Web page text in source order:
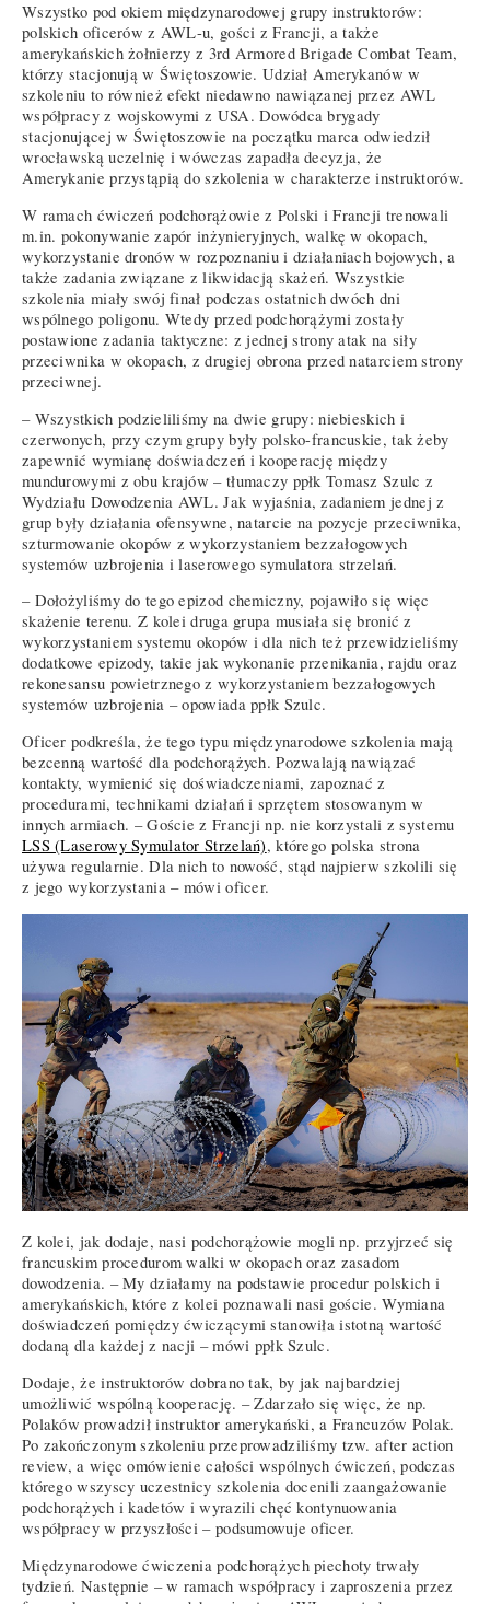
Wszystko pod okiem międzynarodowej grupy instruktorów:
polskich oficerów z AWL-u, gości z Francji, a także
amerykańskich żołnierzy z 3rd Armored Brigade Combat Team,
którzy stacjonują w Świętoszowie. Udział Amerykanów w
szkoleniu to również efekt niedawno nawiązanej przez AWL
współpracy z wojskowymi z USA. Dowódca brygady
stacjonującej w Świętoszowie na początku marca odwiedził
wrocławską uczelnię i wówczas zapadła decyzja, że
Amerykanie przystąpią do szkolenia w charakterze instruktorów.
W ramach ćwiczeń podchorążowie z Polski i Francji trenowali
m.in. pokonywanie zapór inżynieryjnych, walkę w okopach,
wykorzystanie dronów w rozpoznaniu i działaniach bojowych, a
także zadania związane z likwidacją skażeń. Wszystkie
szkolenia miały swój finał podczas ostatnich dwóch dni
wspólnego poligonu. Wtedy przed podchorążymi zostały
postawione zadania taktyczne: z jednej strony atak na siły
przeciwnika w okopach, z drugiej obrona przed natarciem strony
przeciwnej.
– Wszystkich podzieliliśmy na dwie grupy: niebieskich i
czerwonych, przy czym grupy były polsko-francuskie, tak żeby
zapewnić wymianę doświadczeń i kooperację między
mundurowymi z obu krajów – tłumaczy ppłk Tomasz Szulc z
Wydziału Dowodzenia AWL. Jak wyjaśnia, zadaniem jednej z
grup były działania ofensywne, natarcie na pozycje przeciwnika,
szturmowanie okopów z wykorzystaniem bezzałogowych
systemów uzbrojenia i laserowego symulatora strzelań.
– Dołożyliśmy do tego epizod chemiczny, pojawiło się więc
skażenie terenu. Z kolei druga grupa musiała się bronić z
wykorzystaniem systemu okopów i dla nich też przewidzieliśmy
dodatkowe epizody, takie jak wykonanie przenikania, rajdu oraz
rekonesansu powietrznego z wykorzystaniem bezzałogowych
systemów uzbrojenia – opowiada ppłk Szulc.
Oficer podkreśla, że tego typu międzynarodowe szkolenia mają
bezcenną wartość dla podchorążych. Pozwalają nawiązać
kontakty, wymienić się doświadczeniami, zapoznać z
procedurami, technikami działań i sprzętem stosowanym w
innych armiach. – Goście z Francji np. nie korzystali z systemu
LSS (Laserowy Symulator Strzelań), którego polska strona
używa regularnie. Dla nich to nowość, stąd najpierw szkolili się
z jego wykorzystania – mówi oficer.
Z kolei, jak dodaje, nasi podchorążowie mogli np. przyjrzeć się
francuskim procedurom walki w okopach oraz zasadom
dowodzenia. – My działamy na podstawie procedur polskich i
amerykańskich, które z kolei poznawali nasi goście. Wymiana
doświadczeń pomiędzy ćwiczącymi stanowiła istotną wartość
dodaną dla każdej z nacji – mówi ppłk Szulc.
Dodaje, że instruktorów dobrano tak, by jak najbardziej
umożliwić wspólną kooperację. – Zdarzało się więc, że np.
Polaków prowadził instruktor amerykański, a Francuzów Polak.
Po zakończonym szkoleniu przeprowadziliśmy tzw. after action
review, a więc omówienie całości wspólnych ćwiczeń, podczas
którego wszyscy uczestnicy szkolenia docenili zaangażowanie
podchorążych i kadetów i wyrazili chęć kontynuowania
współpracy w przyszłości – podsumowuje oficer.
Międzynarodowe ćwiczenia podchorążych piechoty trwały
tydzień. Następnie – w ramach współpracy i zaproszenia przez